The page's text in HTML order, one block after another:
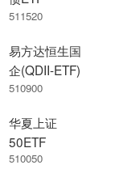
511520
易方达恒生国
企(QDII-ETF)
510900
华夏上证
50ETF
510050